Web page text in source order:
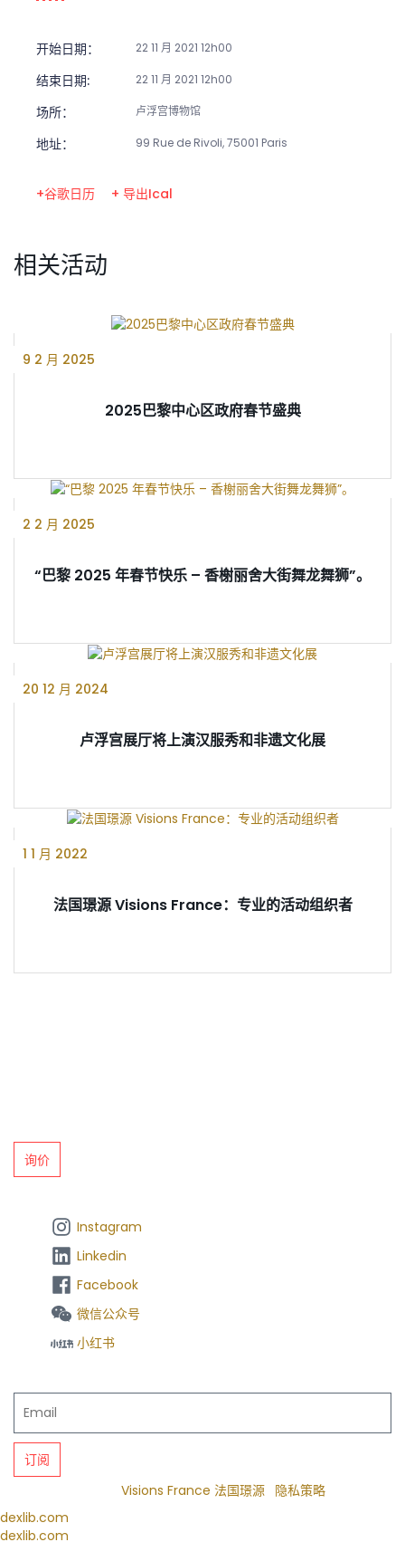
开始日期： 22 11 月 2021 12h00
结束日期: 22 11 月 2021 12h00
场所： 卢浮宫博物馆
地址： 99 Rue de Rivoli, 75001 Paris
+谷歌日历 + 导出Ical
相关活动
9 2 月 2025
2025巴黎中心区政府春节盛典
2 2 月 2025
“巴黎 2025 年春节快乐 – 香榭丽舍大街舞龙舞狮”。
20 12 月 2024
卢浮宫展厅将上演汉服秀和非遗文化展
1 1 月 2022
法国璟源 Visions France：专业的活动组织者
询价
Instagram
Linkedin
Facebook
微信公众号
小红书
Visions France 法国璟源 隐私策略
dexlib.com
dexlib.com